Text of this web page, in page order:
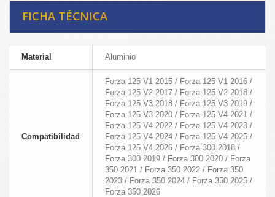
FICHA TÉCNICA
Material Aluminio
Compatibilidad
Forza 125 V1 2015 / Forza 125 V1 2016 /
Forza 125 V2 2017 / Forza 125 V2 2018 /
Forza 125 V3 2018 / Forza 125 V3 2019 /
Forza 125 V3 2020 / Forza 125 V4 2021 /
Forza 125 V4 2022 / Forza 125 V4 2023 /
Forza 125 V4 2024 / Forza 125 V4 2025 /
Forza 125 V4 2026 / Forza 300 2018 /
Forza 300 2019 / Forza 300 2020 / Forza
350 2021 / Forza 350 2022 / Forza 350
2023 / Forza 350 2024 / Forza 350 2025 /
Forza 350 2026